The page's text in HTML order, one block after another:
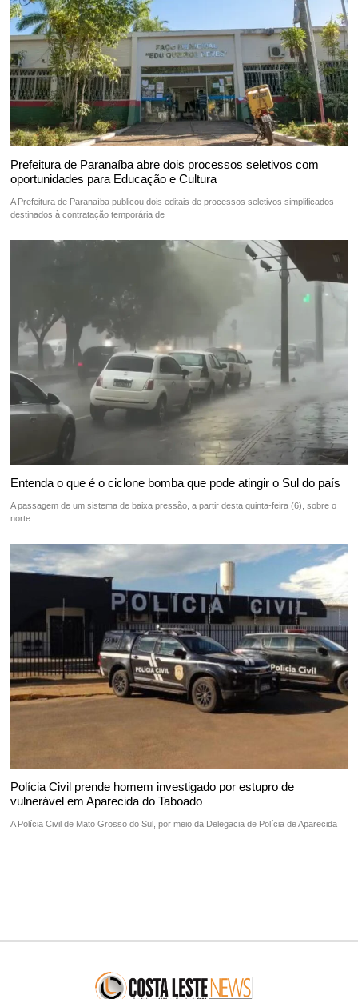
Prefeitura de Paranaíba abre dois processos seletivos com
oportunidades para Educação e Cultura
A Prefeitura de Paranaíba publicou dois editais de processos seletivos simplificados
destinados à contratação temporária de
Entenda o que é o ciclone bomba que pode atingir o Sul do país
A passagem de um sistema de baixa pressão, a partir desta quinta-feira (6), sobre o
norte
Polícia Civil prende homem investigado por estupro de
vulnerável em Aparecida do Taboado
A Polícia Civil de Mato Grosso do Sul, por meio da Delegacia de Polícia de Aparecida